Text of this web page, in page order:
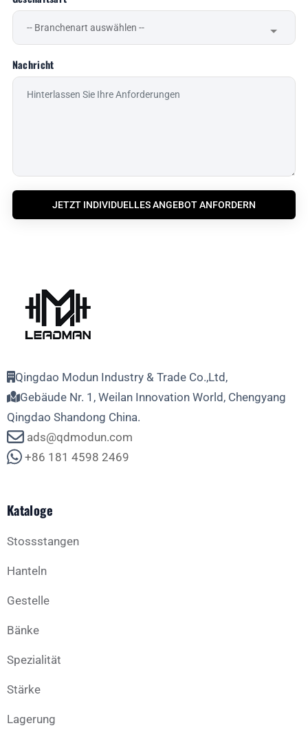
Nachricht
JETZT INDIVIDUELLES ANGEBOT ANFORDERN
Qingdao Modun Industry & Trade Co.,Ltd,
Gebäude Nr. 1, Weilan Innovation World, Chengyang
Qingdao Shandong China.
ads@qdmodun.com
+86 181 4598 2469
Kataloge
Stossstangen
Hanteln
Gestelle
Bänke
Spezialität
Stärke
Lagerung